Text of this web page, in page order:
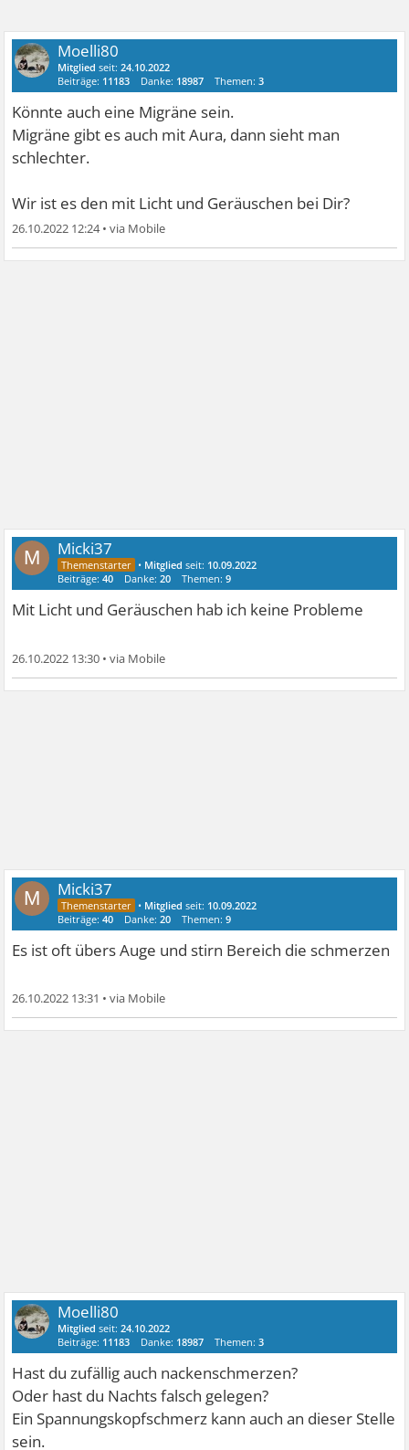
Moelli80
Mitglied seit:24.10.2022
Beiträge: 11183 Danke: 18987 Themen:3
Könnte auch eine Migräne sein.
Migräne gibt es auch mit Aura, dann sieht man
schlechter.
Wir ist es den mit Licht und Geräuschen bei Dir?
26.10.2022 12:24•
M Micki37
• Mitglied seit: 10.09.2022
Beiträge:40 Danke:20 Themen:9
Mit Licht und Geräuschen hab ich keine Probleme
26.10.2022 13:30 •
M Micki37
• Mitglied seit: 10.09.2022
Beiträge:40 Danke:20 Themen:9
Es ist oft übers Auge und stirn Bereich die schmerzen
26.10.2022 13:31 •
Moelli80
Mitglied seit:24.10.2022
Beiträge: 11183 Danke: 18987 Themen:3
Hast du zufällig auch nackenschmerzen?
Oder hast du Nachts falsch gelegen?
Ein Spannungskopfschmerz kann auch an dieser Stelle
sein.